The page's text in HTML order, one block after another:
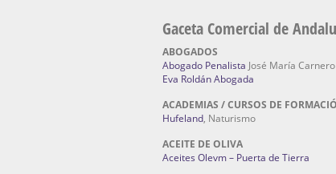
Gaceta Comercial de
ABOGADOS
Abogado Penalista José María Carnero
Eva Roldán Abogada
ACADEMIAS / CURSOS DE
Hufeland, Naturismo
ACEITE DE OLIVA
Aceites Olevm – Puerta de Tierra